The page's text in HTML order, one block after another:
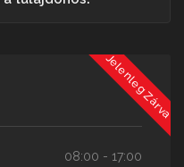
Jelenleg Zárva
08:00 - 17:00